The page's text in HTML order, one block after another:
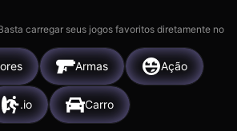
carregar seus jogos favoritos diretamente no
Armas Ação
.io Carro